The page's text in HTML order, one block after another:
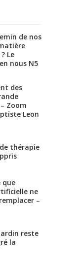
de nos
Le
nous N5
des
Zoom
Leon
thérapie
que
ne
–
reste
la